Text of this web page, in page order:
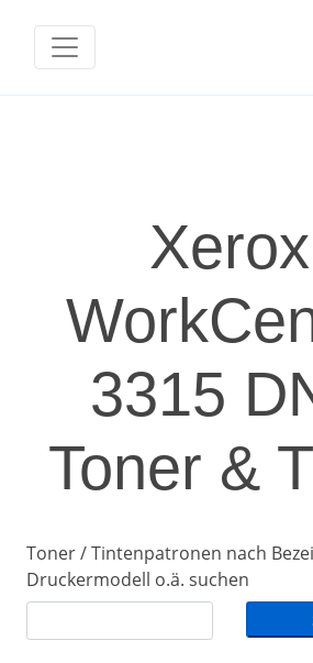
Xerox
3315
Toner &
Toner / Tintenpatronen nach
Druckermodell o.ä. suchen